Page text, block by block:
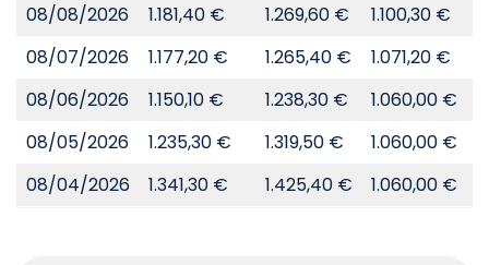
08/08/2026
1.181,40 € 1.269,60 € 1.100,30 €
08/07/2026
1.177,20 € 1.265,40 € 1.071,20 €
08/06/2026
1.150,10 € 1.238,30 € 1.060,00 €
08/05/2026
1.235,30 € 1.319,50 € 1.060,00 €
08/04/2026
1.341,30 € 1.425,40 € 1.060,00 €